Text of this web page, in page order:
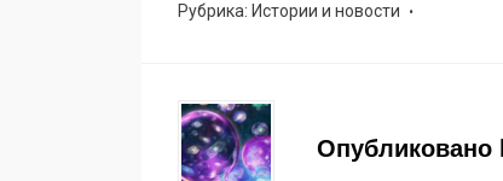
Рубрика: Истории и новости
Опубликовано